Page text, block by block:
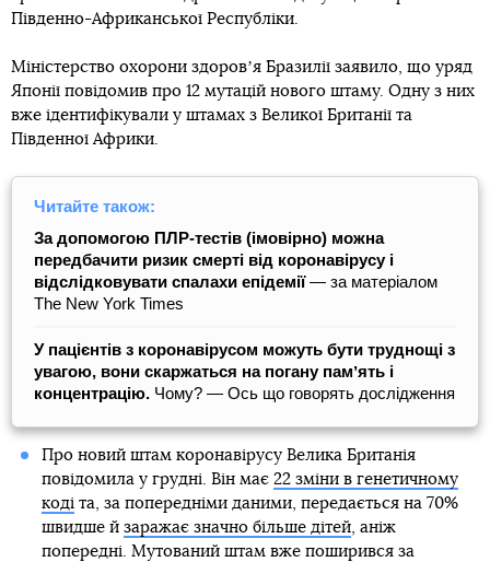
Південно-Африканської Республіки.
Міністерство охорони здоровʼя Бразилії заявило, що уряд
Японії повідомив про 12 мутацій нового штаму. Одну з них
вже ідентифікували у штамах з Великої Британії та
Південної Африки.
Читайте також:
За допомогою ПЛР-тестів (імовірно) можна
передбачити ризик смерті від коронавірусу і
відслідковувати спалахи епідемії― за матеріалом
The New York Times
У пацієнтів з коронавірусом можуть бути труднощі з
увагою, вони скаржаться на погану памʼять і
концентрацію. Чому? — Ось що говорять дослідження
Про новий штам коронавірусу Велика Британія
повідомила у грудні. Він має 22 зміни в генетичному
кодіта, за попередніми даними, передається на 70%
швидше й заражає значно більше дітей, аніж
попередні. Мутований штам вже поширився за